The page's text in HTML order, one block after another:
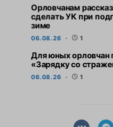
Орловчанам
сделать УК при
зиме
06.08.26 1
Для юных орловчан
«Зарядку со
06.08.26 1